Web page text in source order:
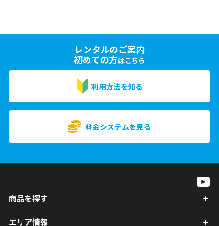
レンタルのご案内
初めての方はこちら
利用方法を知る
料金システムを見る
商品を探す
エリア情報